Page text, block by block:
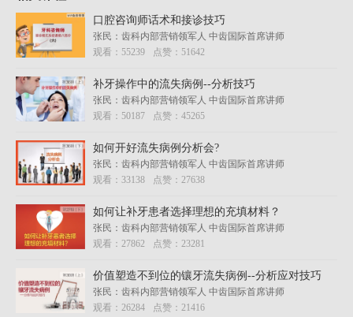
口腔咨询师话术和接诊技巧
张民：齿科内部营销领军人 中齿国际首席讲师
观看： 55239 点赞： 51642
补牙操作中的流失病例--分析技巧
张民：齿科内部营销领军人 中齿国际首席讲师
观看： 50187 点赞： 45265
如何开好流失病例分析会?
张民：齿科内部营销领军人 中齿国际首席讲师
观看： 33138 点赞： 27638
如何让补牙患者选择理想的充填材料？
张民：齿科内部营销领军人 中齿国际首席讲师
观看： 27862 点赞： 23281
价值塑造不到位的镶牙流失病例--分析应对技巧
张民：齿科内部营销领军人 中齿国际首席讲师
观看： 26284 点赞： 21416